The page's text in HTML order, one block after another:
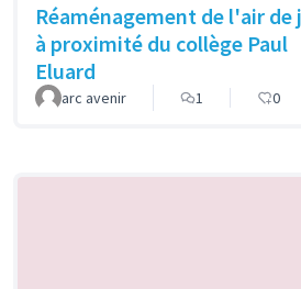
Réaménagement de l'air de
à proximité du collège Paul
Eluard
arc avenir 1 0